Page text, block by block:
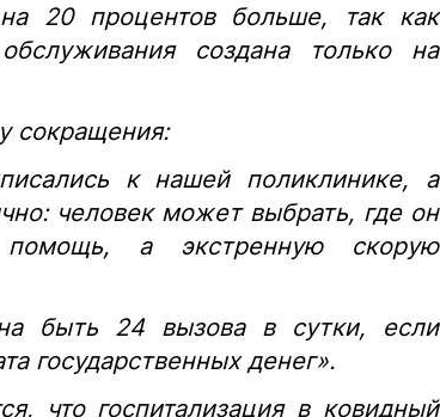
20 процентов больше, так как
создана только на
сокращения:
к нашей поликлинике, а
человек может выбрать, где он
помощь, а экстренную скорую
быть 24 вызова в сутки, если
государственных денег».
что госпитализация в ковидный